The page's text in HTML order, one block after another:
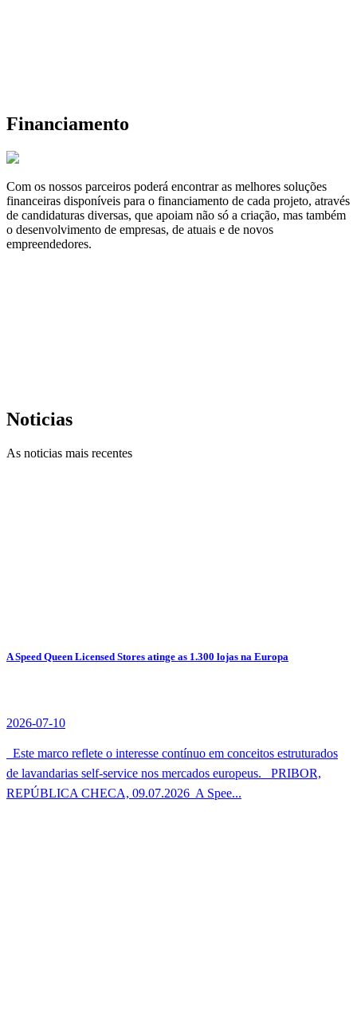
Financiamento
Com os nossos parceiros poderá encontrar as melhores soluções
financeiras disponíveis para o financiamento de cada projeto, através
de candidaturas diversas, que apoiam não só a criação, mas também
o desenvolvimento de empresas, de atuais e de novos
empreendedores.
Noticias
As noticias mais recentes
A Speed Queen Licensed Stores atinge as 1.300 lojas na Europa
2026-07-10
Este marco reflete o interesse contínuo em conceitos estruturados
de lavandarias self-service nos mercados europeus. PRIBOR,
REPÚBLICA CHECA, 09.07.2026  A Spee...